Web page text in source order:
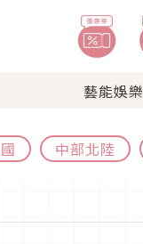
藝能娛樂
中部北陸